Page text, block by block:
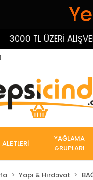
TL ÜZERİ
YAĞLAMA
GRUPLARI
Yapı & Hırdavat